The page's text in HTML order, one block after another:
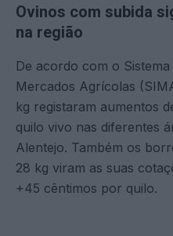
Ovinos com subida
na região
De acordo com o
Mercados Agrícolas
kg registaram aumentos
quilo vivo nas diferentes
Alentejo. Também os
28 kg viram as suas
+45 cêntimos por quilo.